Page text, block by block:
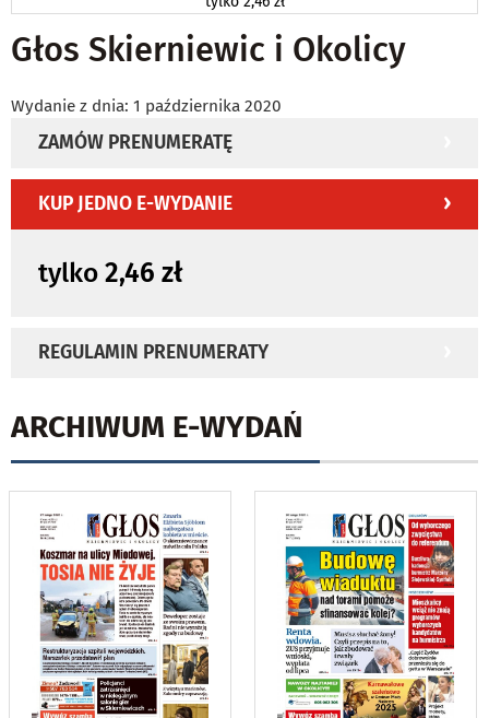
Głos Skierniewic i Okolicy
Wydanie z dnia: 1 października 2020
ZAMÓW PRENUMERATĘ
KUP JEDNO E-WYDANIE
tylko 2,46 zł
REGULAMIN PRENUMERATY
ARCHIWUM E-WYDAŃ